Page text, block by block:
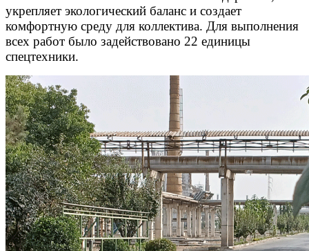
укрепляет экологический баланс и создает
комфортную среду для коллектива. Для выполнения
всех работ было задействовано 22 единицы
спецтехники.